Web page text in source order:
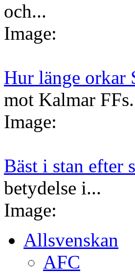
och...
Image:
Hur länge orkar
mot Kalmar
Image:
Bäst i stan efter
betydelse i...
Image:
Allsvenskan
AFC